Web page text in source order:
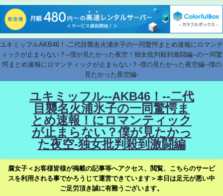
ユキミッフルAKB46！-二代目襲名火浦氷子の一同驚愕まとめ速報にロマンテ
ィックが止まらない？--僕が見たかった夜空！独女批判殺到激闘編--の一同驚
愕まとめ速報にロマンティックが止まらない？-僕の見たかった夜空編--僕の
見たかった星空編-
ユキミッフル--AKB46！--二代
目襲名火浦氷子の一同驚愕ま
とめ速報！にロマンティック
が止まらない？僕が見たかっ
た夜空-独女批判殺到激闘編
腐女子＜お客様皆様が掲載の記事等へアクセス、閲覧、こちらのサービ
スを利用される事でかろうじて運営できています＞本日は足元が悪い中
ご足労頂き誠に有難うございます。